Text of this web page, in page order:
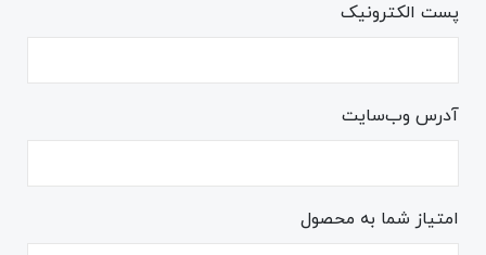
پست الکترونیک
آدرس وب‌سایت
امتیاز شما به محصول